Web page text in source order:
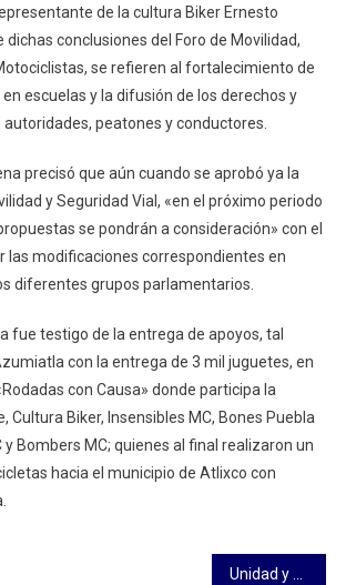
de la cultura Biker Ernesto
dichas conclusiones del Foro de Movilidad,
se refieren al fortalecimiento de
escuelas y la difusión de los derechos y
peatones y conductores.
precisó que aún cuando se aprobó ya la
y Seguridad Vial, «en el próximo periodo
se pondrán a consideración» con el
las modificaciones correspondientes en
diferentes grupos parlamentarios.
fue testigo de la entrega de apoyos, tal
con la entrega de 3 mil juguetes, en
con Causa» donde participa la
Cultura Biker, Insensibles MC, Bones Puebla
y Bombers MC; quienes al final realizaron un
hacia el municipio de Atlixco con
Unidad y fortaleza será el resultado del Consejo Nacional de Morena: Armenta